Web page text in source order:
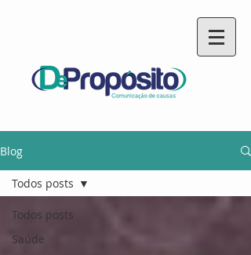
Blog
Todos posts
Saúde
Todos posts